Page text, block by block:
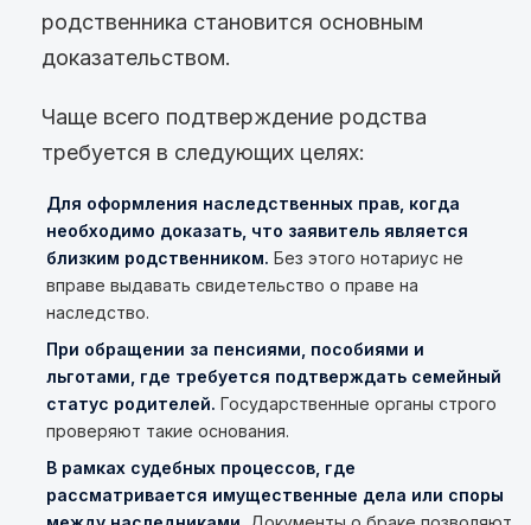
родственника становится основным
доказательством.
Чаще всего подтверждение родства
требуется в следующих целях:
Для оформления наследственных прав, когда
необходимо доказать, что заявитель является
близким родственником. Без этого нотариус не
вправе выдавать свидетельство о праве на
наследство.
При обращении за пенсиями, пособиями и
льготами, где требуется подтверждать семейный
статус родителей. Государственные органы строго
проверяют такие основания.
В рамках судебных процессов, где
рассматривается имущественные дела или споры